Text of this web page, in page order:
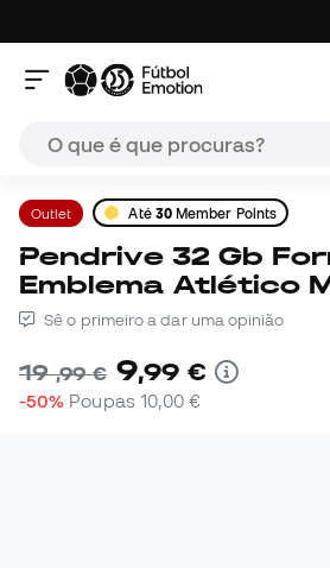
Outlet Até 30Member Points
Pendrive 32 Gb Forma
Emblema Atlético
Sê o primeiro a dar uma opinião
19,99 € 9,99 €
-50% Poupas 10,00 €